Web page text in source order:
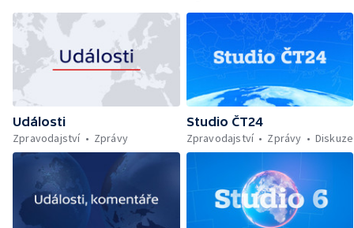
Události
Zpravodajství
Zprávy
Studio ČT24
Zpravodajství
Zprávy Diskuze